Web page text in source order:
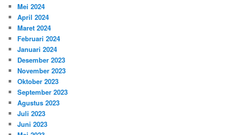
Mei 2024
April 2024
Maret 2024
Februari 2024
Januari 2024
Desember 2023
November 2023
Oktober 2023
September 2023
Agustus 2023
Juli 2023
Juni 2023